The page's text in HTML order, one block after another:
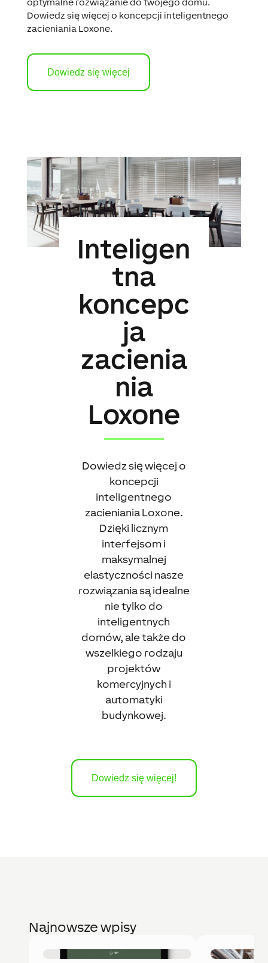
optymalne rozwiązanie do twojego domu.
Dowiedz się więcej o koncepcji inteligentnego
zacieniania Loxone.
Dowiedz się więcej
Inteligen
tna
koncepc
ja
zacienia
nia
Loxone
Dowiedz się więcej o
koncepcji
inteligentnego
zacieniania Loxone.
Dzięki licznym
interfejsom i
maksymalnej
elastyczności nasze
rozwiązania są idealne
nie tylko do
inteligentnych
domów, ale także do
wszelkiego rodzaju
projektów
komercyjnych i
automatyki
budynkowej.
Dowiedz się więcej!
Najnowsze wpisy